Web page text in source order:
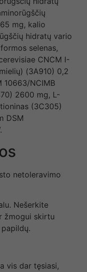
mg, kalio
hidratų vario
selenas,
CNCM I-
(3A910) 0,2
10663/NCIMB
2600 mg, L-
(3C305)
DSM
netoleravimo
Nešerkite
žmogui skirtu
vis dar tęsiasi,